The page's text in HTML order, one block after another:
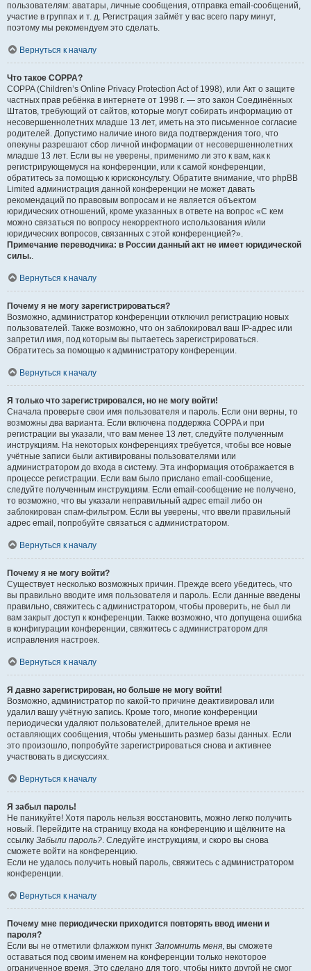
пользователям: аватары, личные сообщения, отправка email-сообщений,
участие в группах и т. д. Регистрация займёт у вас всего пару минут,
поэтому мы рекомендуем это сделать.
Вернуться к началу
Что такое COPPA?
COPPA (Children’s Online Privacy Protection Act of 1998), или Акт о защите
частных прав ребёнка в интернете от 1998 г. — это закон Соединённых
Штатов, требующий от сайтов, которые могут собирать информацию от
несовершеннолетних младше 13 лет, иметь на это письменное согласие
родителей. Допустимо наличие иного вида подтверждения того, что
опекуны разрешают сбор личной информации от несовершеннолетних
младше 13 лет. Если вы не уверены, применимо ли это к вам, как к
регистрирующемуся на конференции, или к самой конференции,
обратитесь за помощью к юрисконсульту. Обратите внимание, что phpBB
Limited администрация данной конференции не может давать
рекомендаций по правовым вопросам и не является объектом
юридических отношений, кроме указанных в ответе на вопрос «С кем
можно связаться по вопросу некорректного использования и/или
юридических вопросов, связанных с этой конференцией?».
Примечание переводчика: в России данный акт не имеет юридической
силы..
Вернуться к началу
Почему я не могу зарегистрироваться?
Возможно, администратор конференции отключил регистрацию новых
пользователей. Также возможно, что он заблокировал ваш IP-адрес или
запретил имя, под которым вы пытаетесь зарегистрироваться.
Обратитесь за помощью к администратору конференции.
Вернуться к началу
Я только что зарегистрировался, но не могу войти!
Сначала проверьте свои имя пользователя и пароль. Если они верны, то
возможны два варианта. Если включена поддержка COPPA и при
регистрации вы указали, что вам менее 13 лет, следуйте полученным
инструкциям. На некоторых конференциях требуется, чтобы все новые
учётные записи были активированы пользователями или
администратором до входа в систему. Эта информация отображается в
процессе регистрации. Если вам было прислано email-сообщение,
следуйте полученным инструкциям. Если email-сообщение не получено,
то возможно, что вы указали неправильный адрес email либо он
заблокирован спам-фильтром. Если вы уверены, что ввели правильный
адрес email, попробуйте связаться с администратором.
Вернуться к началу
Почему я не могу войти?
Существует несколько возможных причин. Прежде всего убедитесь, что
вы правильно вводите имя пользователя и пароль. Если данные введены
правильно, свяжитесь с администратором, чтобы проверить, не был ли
вам закрыт доступ к конференции. Также возможно, что допущена ошибка
в конфигурации конференции, свяжитесь с администратором для
исправления настроек.
Вернуться к началу
Я давно зарегистрирован, но больше не могу войти!
Возможно, администратор по какой-то причине деактивировал или
удалил вашу учётную запись. Кроме того, многие конференции
периодически удаляют пользователей, длительное время не
оставляющих сообщения, чтобы уменьшить размер базы данных. Если
это произошло, попробуйте зарегистрироваться снова и активнее
участвовать в дискуссиях.
Вернуться к началу
Я забыл пароль!
Не паникуйте! Хотя пароль нельзя восстановить, можно легко получить
новый. Перейдите на страницу входа на конференцию и щёлкните на
ссылку Забыли пароль?. Следуйте инструкциям, и скоро вы снова
сможете войти на конференцию.
Если не удалось получить новый пароль, свяжитесь с администратором
конференции.
Вернуться к началу
Почему мне периодически приходится повторять ввод имени и
пароля?
Если вы не отметили флажком пункт Запомнить меня, вы сможете
оставаться под своим именем на конференции только некоторое
ограниченное время. Это сделано для того, чтобы никто другой не смог